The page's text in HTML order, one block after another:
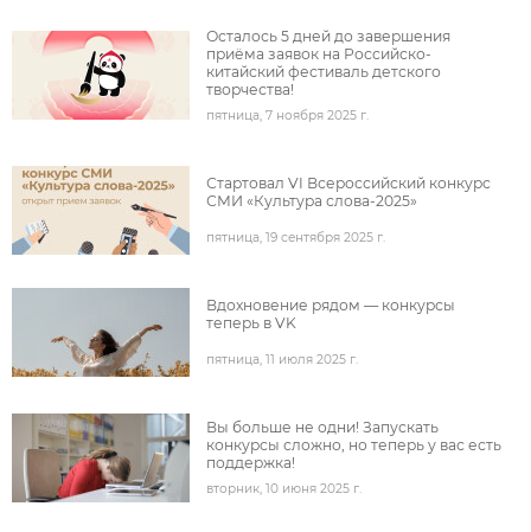
Осталось 5 дней до завершения
приёма заявок на Российско-
китайский фестиваль детского
творчества!
пятница, 7 ноября 2025 г.
Стартовал VI Всероссийский конкурс
СМИ «Культура слова-2025»
пятница, 19 сентября 2025 г.
Вдохновение рядом — конкурсы
теперь в VK
пятница, 11 июля 2025 г.
Вы больше не одни! Запускать
конкурсы сложно, но теперь у вас есть
поддержка!
вторник, 10 июня 2025 г.